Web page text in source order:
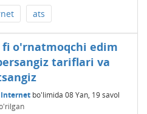
ats
fi o'rnatmoqchi edim
tariflari va
Internetbo'limida 08 Yan, 19 savol